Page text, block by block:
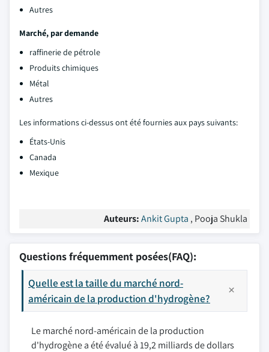
Autres
Marché, par demande
raffinerie de pétrole
Produits chimiques
Métal
Autres
Les informations ci-dessus ont été fournies aux pays suivants:
États-Unis
Canada
Mexique
Auteurs:Ankit Gupta , Pooja Shukla
Questions fréquemment posées(FAQ):
Quelle est la taille du marché nord-
américain de la production d'hydrogène?
Le marché nord-américain de la production
d'hydrogène a été évalué à 19,2 milliards de dollars